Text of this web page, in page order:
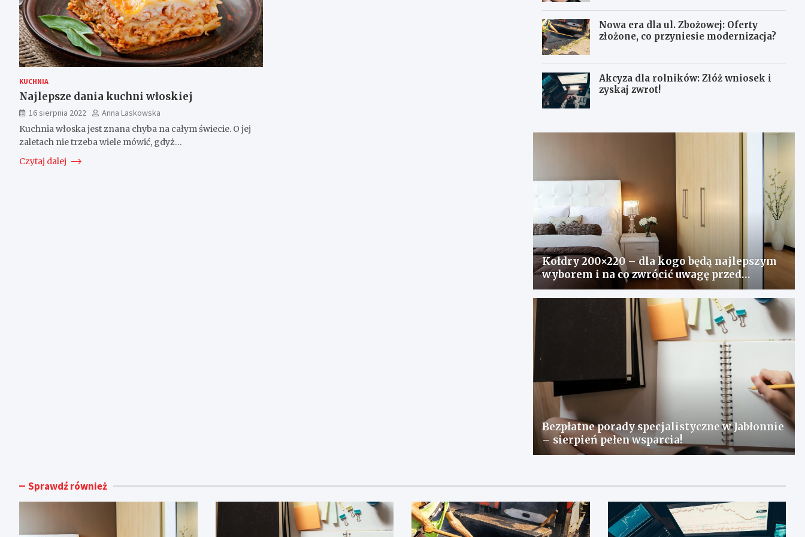
KUCHNIA
Najlepsze dania kuchni włoskiej
16 sierpnia 2022
Anna Laskowska
Kuchnia włoska jest znana chyba na całym świecie. O jej
zaletach nie trzeba wiele mówić, gdyż…
Czytaj dalej
Nowa era dla ul. Zbożowej: Oferty
złożone, co przyniesie modernizacja?
Akcyza dla rolników: Złóż wniosek i
zyskaj zwrot!
Kołdry 200×220 – dla kogo będą najlepszym
wyborem i na co zwrócić uwagę przed
zakupem?
Bezpłatne porady specjalistyczne w Jabłonnie
– sierpień pełen wsparcia!
Sprawdź również